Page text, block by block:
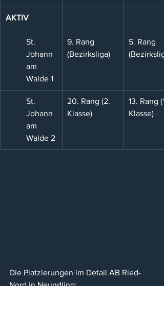
AKTIV
St.
Johann
am
Walde 1
9. Rang
(Bezirksliga)
5. Rang
St.
Johann
am
Walde 2
20. Rang (2.
Klasse)
13. Rang
Klasse)
Die Platzierungen im Detail AB Ried-
Nord in Neundling: